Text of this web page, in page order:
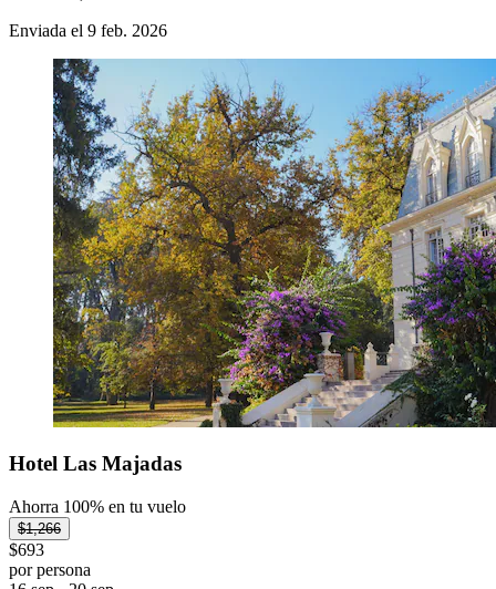
Enviada el 9 feb. 2026
Hotel Las Majadas
Ahorra 100% en tu vuelo
$1,266
$693
por persona